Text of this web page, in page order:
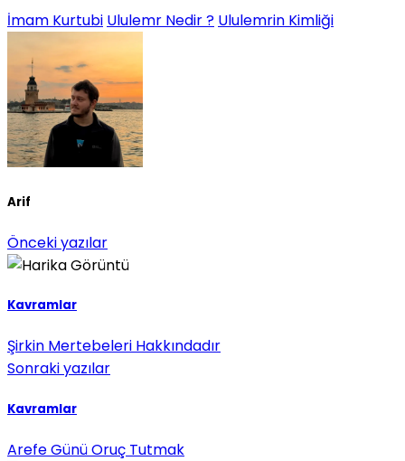
İmam Kurtubi Ululemr Nedir ? Ululemrin Kimliği
Arif
Önceki yazılar
Kavramlar
Şirkin Mertebeleri Hakkındadır
Sonraki yazılar
Kavramlar
Arefe Günü Oruç Tutmak